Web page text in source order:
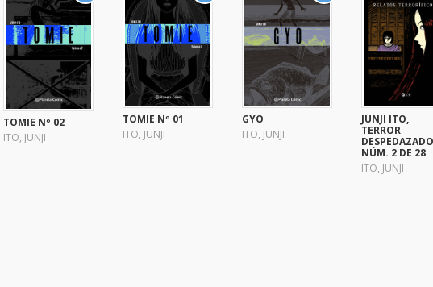
TOMIE Nº 02
ITO, JUNJI
TOMIE Nº 01
ITO, JUNJI
GYO
ITO, JUNJI
JUNJI ITO,
TERROR
DESPEDAZADO
NÚM. 2 DE 28
ITO, JUNJI